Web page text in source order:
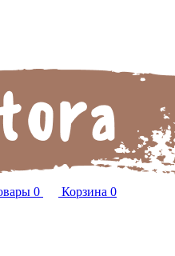
0 Корзина 0